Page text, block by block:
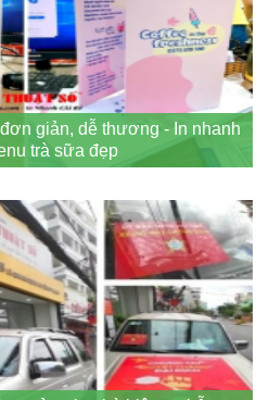
giản, dễ thương - In nhanh
trà sữa đẹp